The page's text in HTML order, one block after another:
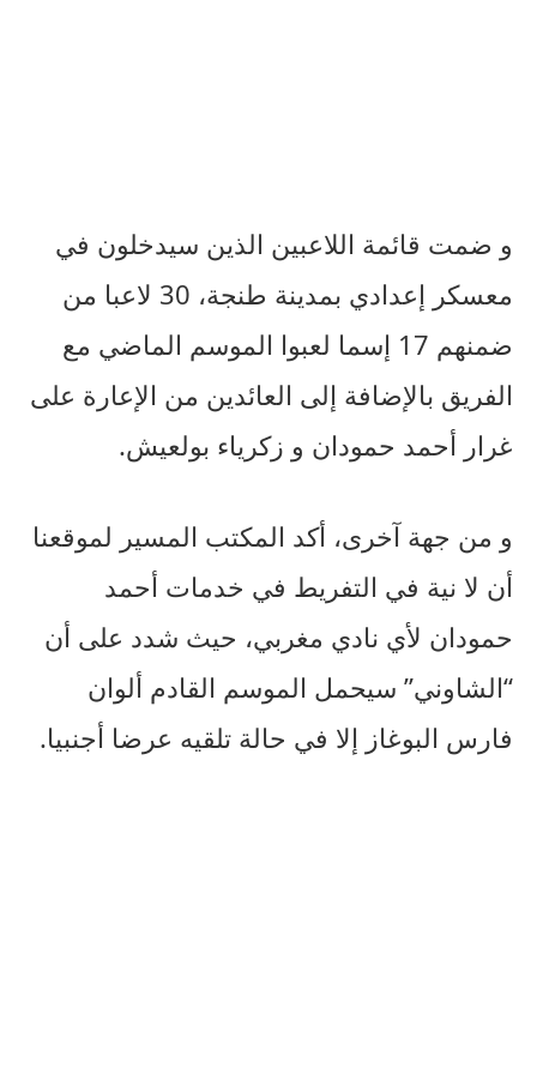
و ضمت قائمة اللاعبين الذين سيدخلون في
معسكر إعدادي بمدينة طنجة، 30 لاعبا من
ضمنهم 17 إسما لعبوا الموسم الماضي مع
الفريق بالإضافة إلى العائدين من الإعارة على
غرار أحمد حمودان و زكرياء بولعيش.
و من جهة آخرى، أكد المكتب المسير لموقعنا
أن لا نية في التفريط في خدمات أحمد
حمودان لأي نادي مغربي، حيث شدد على أن
“الشاوني” سيحمل الموسم القادم ألوان
فارس البوغاز إلا في حالة تلقيه عرضا أجنبيا.